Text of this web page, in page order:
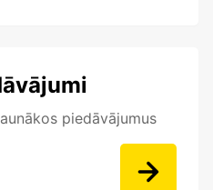
piedāvājumus